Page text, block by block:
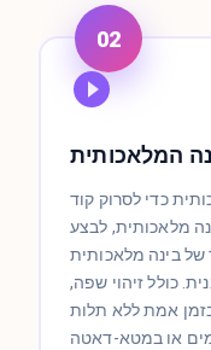
02
המלאכותית
כדי לסרוק קוד
מלאכותית, לבצע
של בינה מלאכותית
כולל זיהוי שפה,
אמת ללא תלות